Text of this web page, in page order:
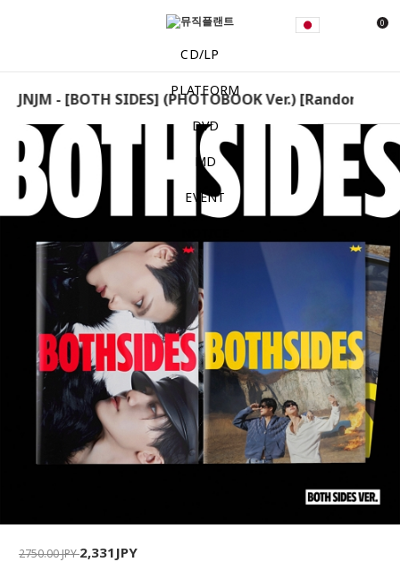
0
CD/LP
PLATFORM
DVD
MD
EVENT
JNJM - [BOTH SIDES] (PHOTOBOOK Ver.) [Random]
2750.00 JPY2,331JPY